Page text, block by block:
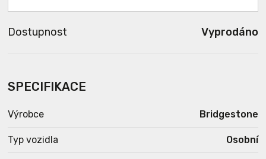
Dostupnost Vyprodáno
SPECIFIKACE
Výrobce Bridgestone
Typ vozidla Osobní